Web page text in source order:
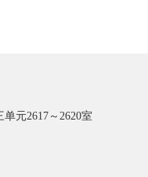
元2617～2620室